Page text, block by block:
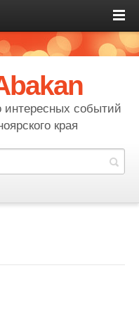
интересных событий
края